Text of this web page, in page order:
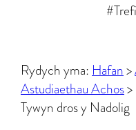
#Trefi
Rydych yma: Hafan>
Astudiaethau Achos
Tywyn dros y Nadolig